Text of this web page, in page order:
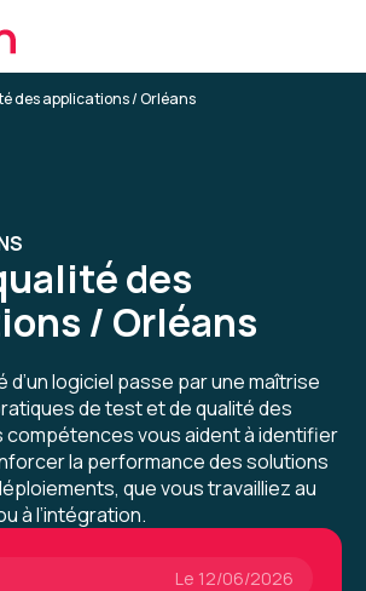
des applications / Orléans
des
/ Orléans
d’un logiciel passe par une maîtrise
de test et de qualité des
compétences vous aident à identifier
la performance des solutions
que vous travailliez au
à l’intégration.
5
des applications
5
a été très bonne, rien de
hormis que le suivi des
de la plateforme est
des applications
Le 12/06/2026